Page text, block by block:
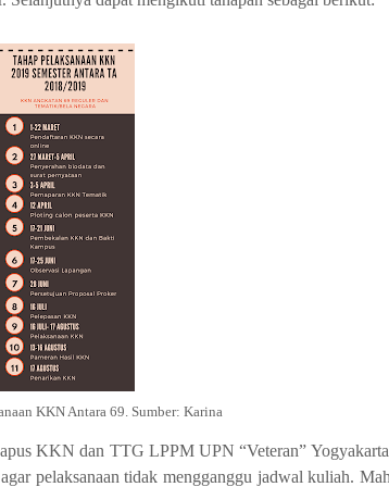
KKN Antara 69. Sumber: Karina
KKN dan TTG LPPM UPN “Veteran”
pelaksanaan tidak mengganggu jadwal kuliah.